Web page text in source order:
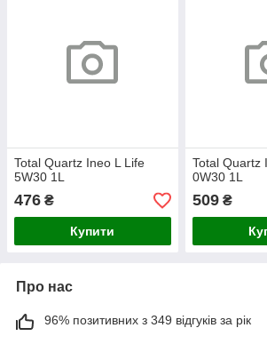
Total Quartz Ineo L Life
5W30 1L
476 ₴
Купити
Total Quartz
0W30 1L
509₴
Про нас
96% позитивних з 349 відгуків за рік